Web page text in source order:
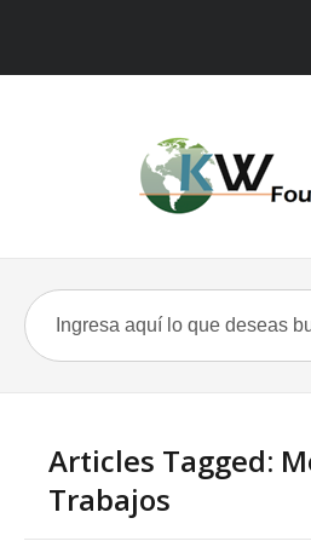
Articles Tagged:
Trabajos